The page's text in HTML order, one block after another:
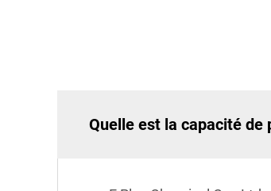
Quelle est la capacité de